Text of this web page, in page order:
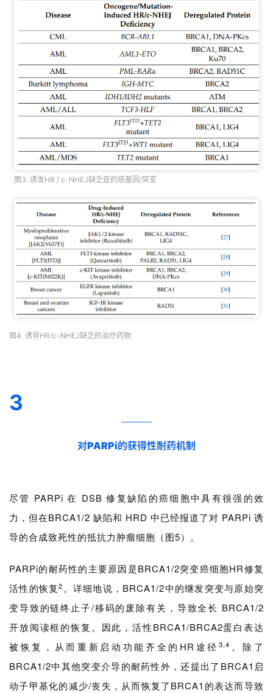
图3. 诱发HR / c-NHEJ缺乏症的癌基因/突变
图4. 诱导HR/c-NHEJ缺乏的治疗药物
3
对PARPi的获得性耐药机制
尽管 PARPi 在 DSB 修复缺陷的癌细胞中具有很强的效
力，但在BRCA1/2 缺陷和 HRD 中已经报道了对 PARPi 诱
导的合成致死性的抵抗力肿瘤细胞（图5）。
PARPi的耐药性的主要原因是BRCA1/2突变癌细胞HR修复
活性的恢复2。详细地说，BRCA1/2中的继发突变与原始突
变导致的链终止子/移码的废除有关，导致全长 BRCA1/2
开放阅读框的恢复。因此，活性BRCA1/BRCA2蛋白表达
被恢复，从而重新启动功能齐全的HR途径 3,4 。除了
BRCA1/2中其他突变介导的耐药性外，还提出了BRCA1启
动子甲基化的减少/丧失，从而恢复了BRCA1的表达而导致